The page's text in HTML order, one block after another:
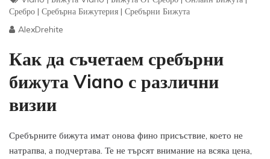
Сребро | Сребърна Бижутерия | Сребърни Бижута
AlexDrehite
Как да съчетаем сребърни
бижута Viano с различни
визии
Сребърните бижута имат онова фино присъствие, което не
натрапва, а подчертава. Те не търсят внимание на всяка цена,